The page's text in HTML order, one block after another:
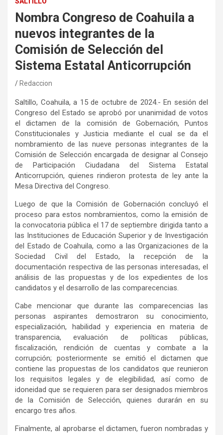
Nombra Congreso de Coahuila a
nuevos integrantes de la
Comisión de Selección del
Sistema Estatal Anticorrupción
Redaccion
Saltillo, Coahuila, a 15 de octubre de 2024.- En sesión del
Congreso del Estado se aprobó por unanimidad de votos
el dictamen de la comisión de Gobernación, Puntos
Constitucionales y Justicia mediante el cual se da el
nombramiento de las nueve personas integrantes de la
Comisión de Selección encargada de designar al Consejo
de Participación Ciudadana del Sistema Estatal
Anticorrupción, quienes rindieron protesta de ley ante la
Mesa Directiva del Congreso.
Luego de que la Comisión de Gobernación concluyó el
proceso para estos nombramientos, como la emisión de
la convocatoria pública el 17 de septiembre dirigida tanto a
las Instituciones de Educación Superior y de Investigación
del Estado de Coahuila, como a las Organizaciones de la
Sociedad Civil del Estado, la recepción de la
documentación respectiva de las personas interesadas, el
análisis de las propuestas y de los expedientes de los
candidatos y el desarrollo de las comparecencias.
Cabe mencionar que durante las comparecencias las
personas aspirantes demostraron su conocimiento,
especialización, habilidad y experiencia en materia de
transparencia, evaluación de políticas públicas,
fiscalización, rendición de cuentas y combate a la
corrupción; posteriormente se emitió el dictamen que
contiene las propuestas de los candidatos que reunieron
los requisitos legales y de elegibilidad, así como de
idoneidad que se requieren para ser designados miembros
de la Comisión de Selección, quienes durarán en su
encargo tres años.
Finalmente, al aprobarse el dictamen, fueron nombradas y